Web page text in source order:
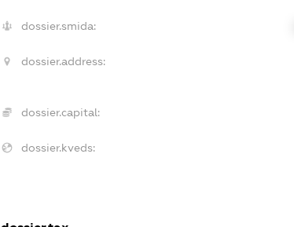
dossier.smida:
dossier.address:
dossier.capital:
dossier.kveds: